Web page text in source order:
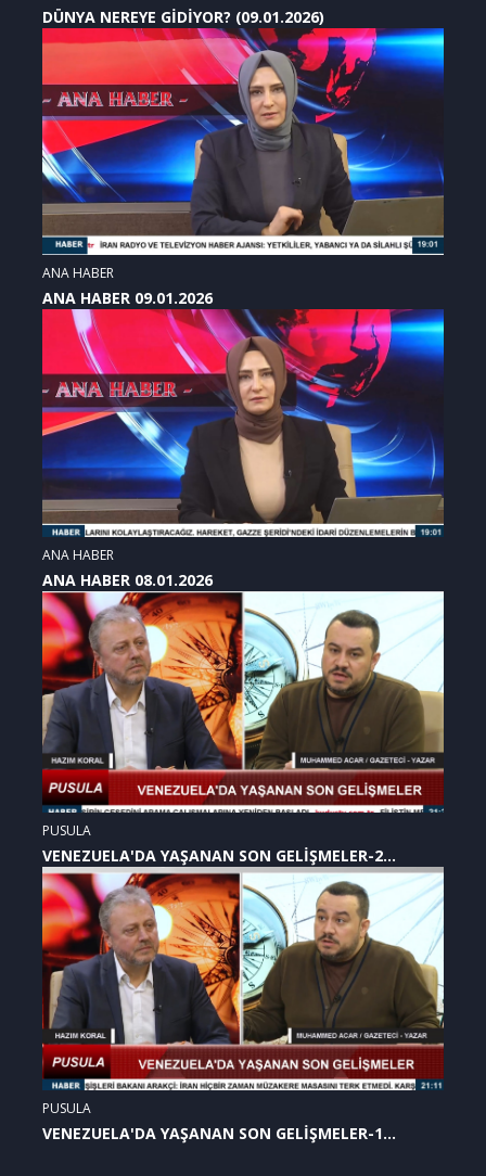
DÜNYA NEREYE GİDİYOR? (09.01.2026)
ANA HABER
ANA HABER 09.01.2026
ANA HABER
ANA HABER 08.01.2026
PUSULA
VENEZUELA'DA YAŞANAN SON GELİŞMELER-2
(07.01.2026)
PUSULA
VENEZUELA'DA YAŞANAN SON GELİŞMELER-1